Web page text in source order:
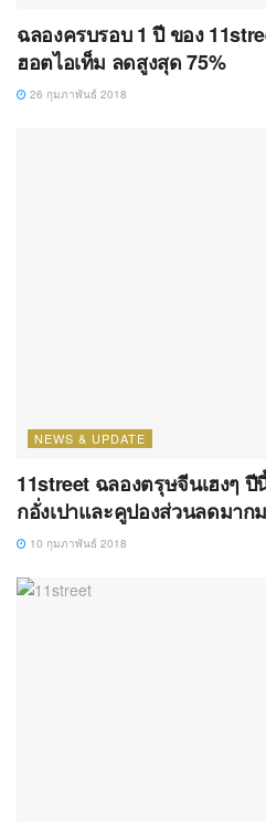
ฉลองครบรอบ 1 ปี ของ
ฮอตไอเท็ม ลดสูงสุด 75%
26 กุมภาพันธ์ 2018
NEWS & UPDATE
11street ฉลองตรุษจีนเฮงๆ
กอั่งเปาและคูปองส่วนลดมาก
10 กุมภาพันธ์ 2018